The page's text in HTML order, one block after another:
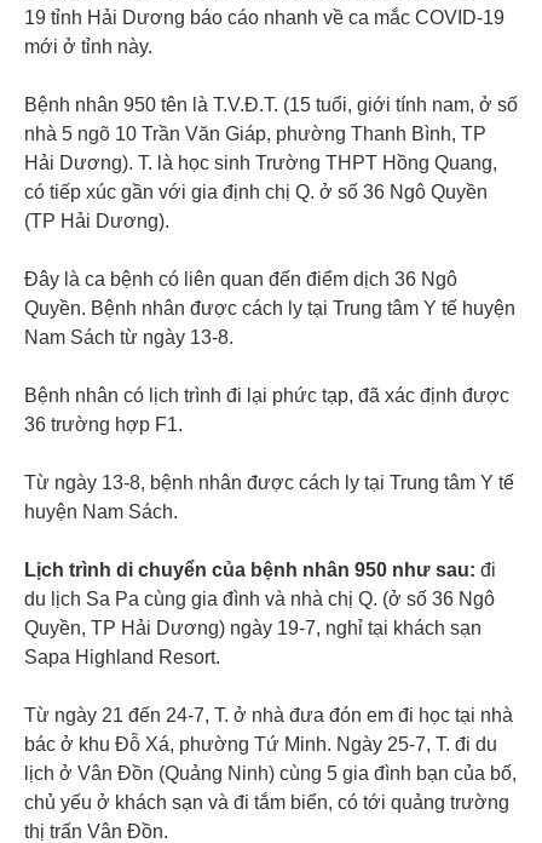
19 tỉnh Hải Dương báo cáo nhanh về ca mắc COVID-19
mới ở tỉnh này.
Bệnh nhân 950 tên là T.V.Đ.T. (15 tuổi, giới tính nam, ở số
nhà 5 ngõ 10 Trần Văn Giáp, phường Thanh Bình, TP
Hải Dương). T. là học sinh Trường THPT Hồng Quang,
có tiếp xúc gần với gia định chị Q. ở số 36 Ngô Quyền
(TP Hải Dương).
Đây là ca bệnh có liên quan đến điểm dịch 36 Ngô
Quyền. Bệnh nhân được cách ly tại Trung tâm Y tế huyện
Nam Sách từ ngày 13-8.
Bệnh nhân có lịch trình đi lại phức tạp, đã xác định được
36 trường hợp F1.
Từ ngày 13-8, bệnh nhân được cách ly tại Trung tâm Y tế
huyện Nam Sách.
Lịch trình di chuyển của bệnh nhân 950 như sau: đi
du lịch Sa Pa cùng gia đình và nhà chị Q. (ở số 36 Ngô
Quyền, TP Hải Dương) ngày 19-7, nghỉ tại khách sạn
Sapa Highland Resort.
Từ ngày 21 đến 24-7, T. ở nhà đưa đón em đi học tại nhà
bác ở khu Đỗ Xá, phường Tứ Minh. Ngày 25-7, T. đi du
lịch ở Vân Đồn (Quảng Ninh) cùng 5 gia đình bạn của bố,
chủ yếu ở khách sạn và đi tắm biển, có tới quảng trường
thị trấn Vân Đồn.